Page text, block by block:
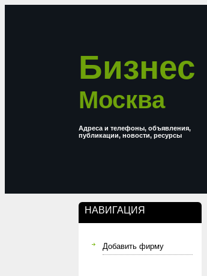
Бизнес
Москва
Адреса и телефоны, объявления,
публикации, новости, ресурсы
НАВИГАЦИЯ
Добавить фирму